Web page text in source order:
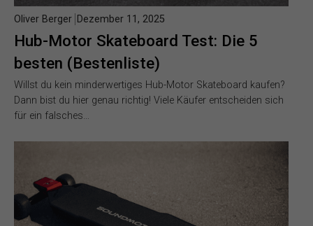
Hub-Motor Skateboard Test: Die 5
besten (Bestenliste)
Oliver Berger Dezember 11, 2025
Willst du kein minderwertiges Hub-Motor Skateboard kaufen?
Dann bist du hier genau richtig! Viele Käufer entscheiden sich
für ein falsches…